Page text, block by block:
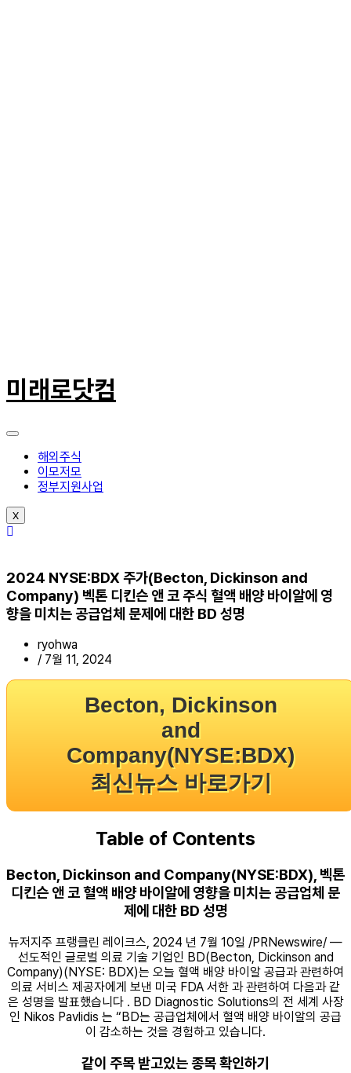
텐
츠
너
미래로닷컴
해외주식
이모저모
정부지원사업
X
2024 NYSE:BDX 주가(Becton, Dickinson and
Company) 벡톤 디킨슨 앤 코 주식 혈액 배양 바이알에 영
향을 미치는 공급업체 문제에 대한 BD 성명
ryohwa
/ 7월 11, 2024
Becton, Dickinson
and
Company(NYSE:BDX)
최신뉴스 바로가기
Table of Contents
Becton, Dickinson and Company(NYSE:BDX), 벡톤
디킨슨 앤 코 혈액 배양 바이알에 영향을 미치는 공급업체 문
제에 대한 BD 성명
뉴저지주 프랭클린 레이크스, 2024 년 7월 10일 /PRNewswire/ —
선도적인 글로벌 의료 기술 기업인 BD(Becton, Dickinson and
Company)(NYSE: BDX)는 오늘 혈액 배양 바이알 공급과 관련하여
의료 서비스 제공자에게 보낸 미국 FDA 서한 과 관련하여 다음과 같
은 성명을 발표했습니다 . BD Diagnostic Solutions의 전 세계 사장
인 Nikos Pavlidis 는 “BD는 공급업체에서 혈액 배양 바이알의 공급
이 감소하는 것을 경험하고 있습니다.
같이 주목 받고있는 종목 확인하기